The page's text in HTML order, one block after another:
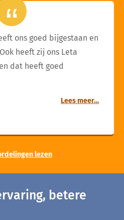
ons goed bijgestaan en
heeft zij ons Leta
dat heeft goed
Lees meer…
lezen
betere